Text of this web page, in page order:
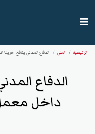
الرئيسية امني الدفاع المدني يكافح
الدفاع
داخل